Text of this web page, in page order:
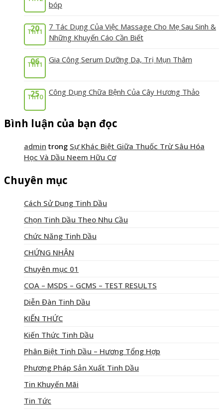
bóp
20
Th11
7 Tác Dụng Của Việc Massage Cho Mẹ Sau Sinh &
Những Khuyến Cáo Cần Biết
06
Th11 Gia Công Serum Dưỡng Da, Trị Mụn Thâm
25
Th10 Công Dụng Chữa Bệnh Của Cây Hương Thảo
Bình luận của bạn đọc
admin trong Sự Khác Biệt Giữa Thuốc Trừ Sâu Hóa
Học Và Dầu Neem Hữu Cơ
Chuyên mục
Cách Sử Dụng Tinh Dầu
Chọn Tinh Dầu Theo Nhu Cầu
Chức Năng Tinh Dầu
CHỨNG NHẬN
Chuyên mục 01
COA – MSDS – GCMS – TEST RESULTS
Diễn Đàn Tinh Dầu
KIẾN THỨC
Kiến Thức Tinh Dầu
Phân Biệt Tinh Dầu – Hương Tổng Hợp
Phương Pháp Sản Xuất Tinh Dầu
Tin Khuyến Mãi
Tin Tức